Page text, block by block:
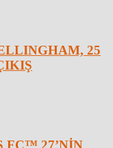
25
FC™ 27’NİN